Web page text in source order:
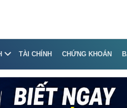
TÀI CHÍNH CHỨNG KHOÁN